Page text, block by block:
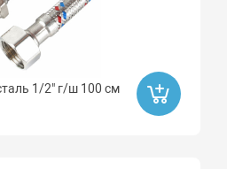
1/2" г/ш 100 см